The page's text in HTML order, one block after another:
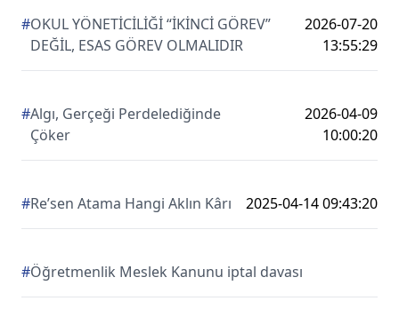
#OKUL YÖNETİCİLİĞİ “İKİNCİ GÖREV”
DEĞİL, ESAS GÖREV OLMALIDIR
2026-07-20
13:55:29
#Algı, Gerçeği Perdelediğinde
Çöker
2026-04-09
10:00:20
#Re’sen Atama Hangi Aklın Kârı 2025-04-14 09:43:20
#Öğretmenlik Meslek Kanunu iptal davası